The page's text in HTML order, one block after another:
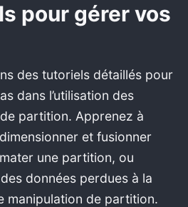
pour gérer vos
des tutoriels détaillés pour
dans l’utilisation des
partition. Apprenez à
et fusionner
une partition, ou
données perdues à la
manipulation de partition.